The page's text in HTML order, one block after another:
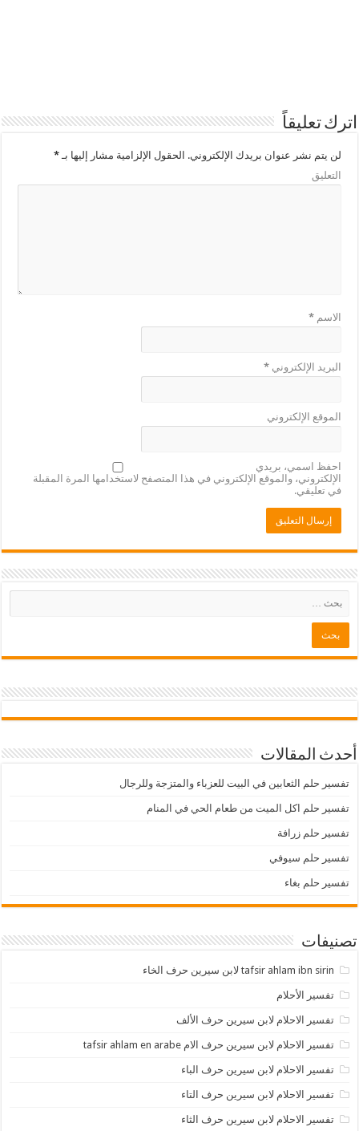
اترك تعليقاً
لن يتم نشر عنوان بريدك الإلكتروني. الحقول الإلزامية مشار إليها بـ*
التعليق
الاسم*
البريد الإلكتروني*
الموقع الإلكتروني
احفظ اسمي، بريدي
الإلكتروني، والموقع الإلكتروني في هذا المتصفح لاستخدامها المرة المقبلة
في تعليقي.
أحدث المقالات
تفسير حلم الثعابين في البيت للعزباء والمتزجة وللرجال
تفسير حلم اكل الميت من طعام الحي في المنام
تفسير حلم زرافة
تفسير حلم سيوفي
تفسير حلم بغاء
تصنيفات
tafsir ahlam ibn sirin لابن سيرين حرف الخاء
تفسير الأحلام
تفسير الاحلام لابن سيرين حرف الألف
تفسير الاحلام لابن سيرين حرف الام tafsir ahlam en arabe
تفسير الاحلام لابن سيرين حرف الباء
تفسير الاحلام لابن سيرين حرف التاء
تفسير الاحلام لابن سيرين حرف الثاء